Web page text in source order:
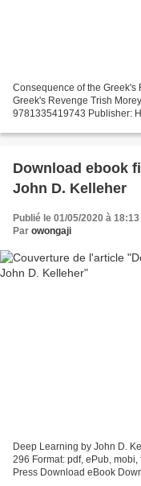
Consequence of the Greek's
Greek's Revenge Trish
9781335419743 Publisher:
Download ebook
John D. Kelleher
Publié le 01/05/2020 à 18:13
Par owongaji
Deep Learning by John D.
296 Format: pdf, ePub,
Press Download eBook